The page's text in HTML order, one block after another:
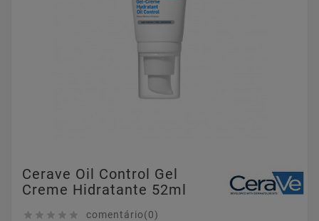
Cerave Oil Control Gel
Creme Hidratante 52ml
     comentário(0)